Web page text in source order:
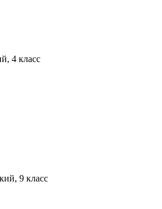
4 класс
9 класс